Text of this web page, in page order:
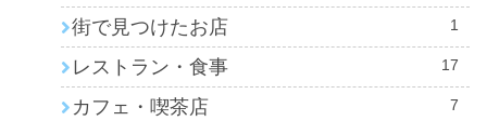
街で見つけたお店 1
レストラン・食事 17
カフェ・喫茶店 7